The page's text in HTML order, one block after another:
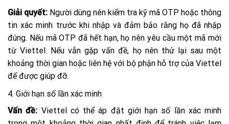
Giải quyết: Người dùng nên kiểm tra kỹ mã OTP hoặc thông
tin xác minh trước khi nhập và đảm bảo rằng họ đã nhập
đúng. Nếu mã OTP đã hết hạn, họ nên yêu cầu một mã mới
từ Viettel. Nếu vẫn gặp vấn đề, họ nên thử lại sau một
khoảng thời gian hoặc liên hệ với bộ phận hỗ trợ của Viettel
để được giúp đỡ.
4. Giới hạn số lần xác minh
Vấn đề: Viettel có thể áp đặt giới hạn số lần xác minh